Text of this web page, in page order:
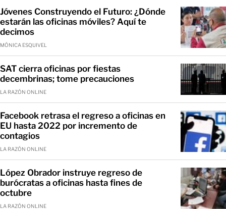
Jóvenes Construyendo el Futuro: ¿Dónde
estarán las oficinas móviles? Aquí te
decimos
MÓNICA ESQUIVEL
SAT cierra oficinas por fiestas
decembrinas; tome precauciones
LA RAZÓN ONLINE
Facebook retrasa el regreso a oficinas en
EU hasta 2022 por incremento de
contagios
LA RAZÓN ONLINE
López Obrador instruye regreso de
burócratas a oficinas hasta fines de
octubre
LA RAZÓN ONLINE